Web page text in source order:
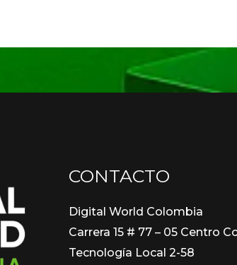
CONTACTO
Digital World Colombia
Carrera 15 # 77 – 05 Centro
Tecnología Local 2-58